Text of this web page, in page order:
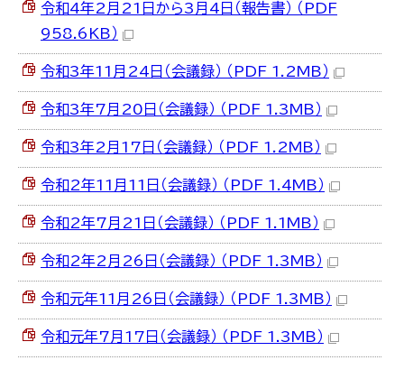
令和4年2月21日から3月4日（報告書） （PDF
958.6KB）
令和3年11月24日（会議録） （PDF 1.2MB）
令和3年7月20日（会議録） （PDF 1.3MB）
令和3年2月17日（会議録） （PDF 1.2MB）
令和2年11月11日（会議録） （PDF 1.4MB）
令和2年7月21日（会議録） （PDF 1.1MB）
令和2年2月26日（会議録） （PDF 1.3MB）
令和元年11月26日（会議録） （PDF 1.3MB）
令和元年7月17日（会議録） （PDF 1.3MB）